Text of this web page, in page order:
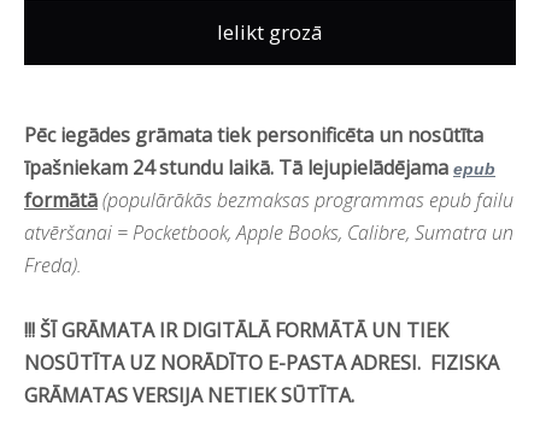
Ielikt grozā
Pēc iegādes grāmata tiek personificēta un nosūtīta
īpašniekam 24 stundu laikā. Tā lejupielādējama epub
formātā(populārākās bezmaksas programmas epub failu
atvēršanai = Pocketbook, Apple Books, Calibre, Sumatra un
Freda).
!!! ŠĪ GRĀMATA IR DIGITĀLĀ FORMĀTĀ UN TIEK
NOSŪTĪTA UZ NORĀDĪTO E-PASTA ADRESI. FIZISKA
GRĀMATAS VERSIJA NETIEK SŪTĪTA.